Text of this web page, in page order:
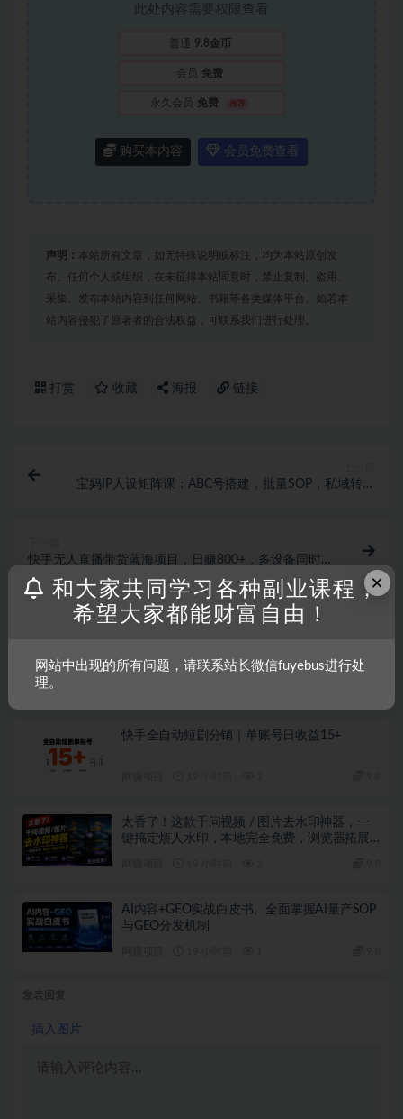
此处内容需要权限查看
普通 9.8金币
会员 免费
永久会员 免费 推荐
购买本内容 会员免费查看
声明： 本站所有文章，如无特殊说明或标注，均为本站原创发
布。任何个人或组织，在未征得本站同意时，禁止复制、盗用、
采集、发布本站内容到任何网站、书籍等各类媒体平台。如若本
站内容侵犯了原著者的合法权益，可联系我们进行处理。
打赏 收藏 海报 链接
宝妈IP人设矩阵课：ABC号搭建，批量SOP，私域转化
快手无人直播带货蓝海项目，日赚800+，多设备同时
播，轻松构建躺赚模式
相关文章
500+，长期稳定
快手全自动短剧分销｜单账号日收益15+
太香了！这款千问视频 / 图片去水印神器，一
键搞定烦人水印，本地完全免费，浏览器拓展
AI内容+GEO实战白皮书。全面掌握AI量产SOP
与GEO分发机制
插入图片
×
和大家共同学习各种副业课程，
希望大家都能财富自由！
网站中出现的所有问题，请联系站长微信fuyebus进行处
理。